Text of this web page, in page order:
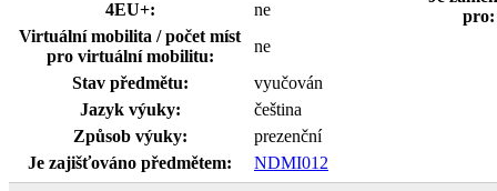
4EU+:
ne
Virtuální mobilita / počet míst
pro virtuální mobilitu:
ne
Stav předmětu:
vyučován
Jazyk výuky:
čeština
Způsob výuky:
prezenční
Je zajišťováno předmětem:
NDMI012
pro: